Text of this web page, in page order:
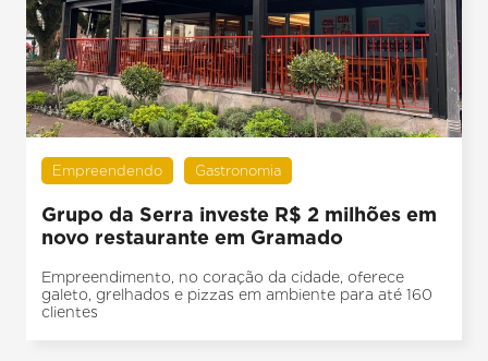
Empreendendo Gastronomia
Grupo da Serra investe R$ 2 milhões em
novo restaurante em Gramado
Empreendimento, no coração da cidade, oferece
galeto, grelhados e pizzas em ambiente para até 160
clientes